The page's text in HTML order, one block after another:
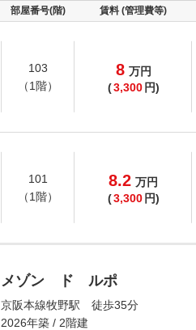
部屋番号(階) 賃料 (管理費等)
103
（1階）
8 万円
(3,300 円)
101
（1階）
8.2 万円
(3,300 円)
メゾン ド ルポ
京阪本線牧野駅 徒歩35分
2026年築 / 2階建